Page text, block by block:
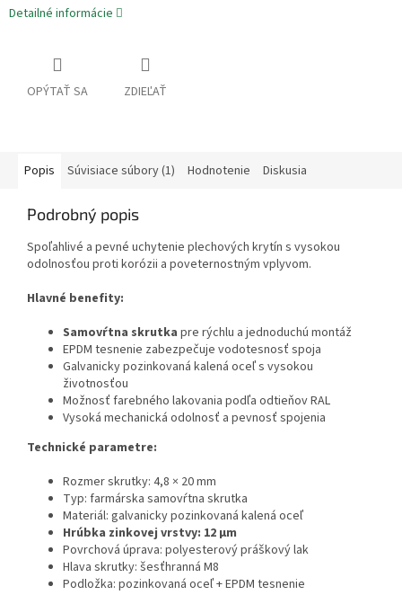
Detailné informácie
OPÝTAŤ SA ZDIEĽAŤ
Popis Súvisiace súbory (1) Hodnotenie Diskusia
Podrobný popis
Spoľahlivé a pevné uchytenie plechových krytín s vysokou
odolnosťou proti korózii a poveternostným vplyvom.
Hlavné benefity:
Samovŕtna skrutka pre rýchlu a jednoduchú montáž
EPDM tesnenie zabezpečuje vodotesnosť spoja
Galvanicky pozinkovaná kalená oceľ s vysokou
životnosťou
Možnosť farebného lakovania podľa odtieňov RAL
Vysoká mechanická odolnosť a pevnosť spojenia
Technické parametre:
Rozmer skrutky: 4,8 × 20 mm
Typ: farmárska samovŕtna skrutka
Materiál: galvanicky pozinkovaná kalená oceľ
Hrúbka zinkovej vrstvy: 12 μm
Povrchová úprava: polyesterový práškový lak
Hlava skrutky: šesťhranná M8
Podložka: pozinkovaná oceľ + EPDM tesnenie